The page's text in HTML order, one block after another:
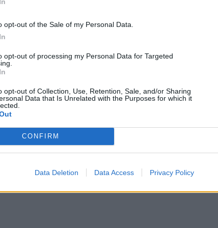
opt-out of the Sale of my Personal Data.
opt-out of processing my Personal Data for Targeted
opt-out of Collection, Use, Retention, Sale, and/or Sharing
Data that Is Unrelated with the Purposes for which it
CONFIRM
Data Deletion Data Access Privacy Policy
keresd fel a
információ. A helyiek közül többen attól
el, ha változás történik.